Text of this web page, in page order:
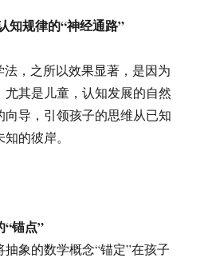
知规律的“神经通路”
法，之所以效果显著，是因为
其是儿童，认知发展的自然
导，引领孩子的思维从已知
的彼岸。
“锚点”
象的数学概念“锚定”在孩子